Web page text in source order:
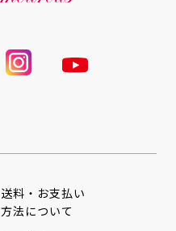
送料・お支払い
方法について